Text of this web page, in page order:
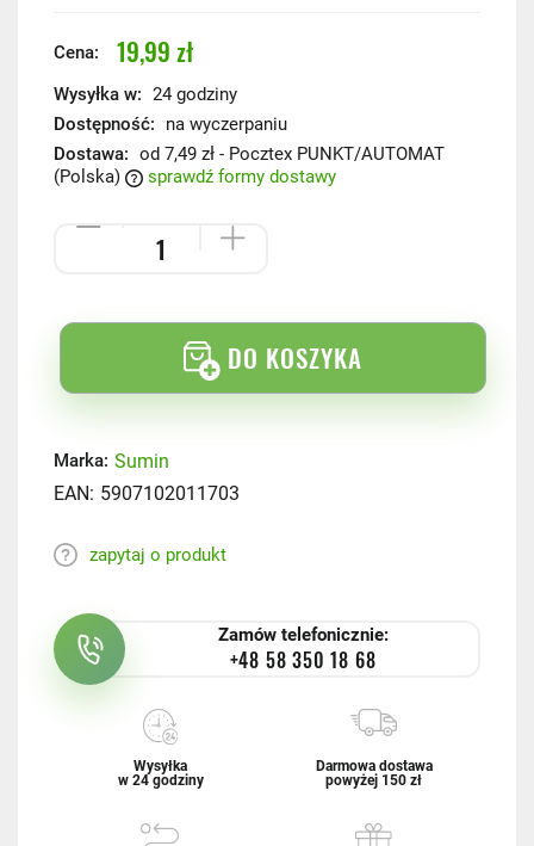
Cena: 19,99 zł
Wysyłka w: 24 godziny
Dostępność:
na wyczerpaniu
Dostawa: od 7,49 zł - Pocztex PUNKT/AUTOMAT
(Polska)
sprawdź formy dostawy
DO KOSZYKA
Marka: Sumin
EAN: 5907102011703
zapytaj o produkt
Zamów telefonicznie:
+48 58 350 18 68
Wysyłka
w 24 godziny
Darmowa dostawa
powyżej 150 zł